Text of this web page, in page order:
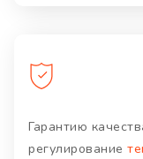
Гарантию
регулирование